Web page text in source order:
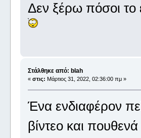
Δεν ξέρω πόσοι
Στάλθηκε από: blah
« στις: Μάρτιος 31, 2022, 02:36:00 πμ »
Ένα ενδιαφέρον
βίντεο και